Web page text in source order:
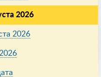
2026
2026